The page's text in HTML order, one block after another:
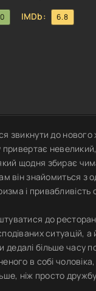
IMDb: 6.8
звикнути до
привертає
щодня збирає
він знайомиться з
і привабливість
до
ситуацій,
більше часу
в собі
ніж просто